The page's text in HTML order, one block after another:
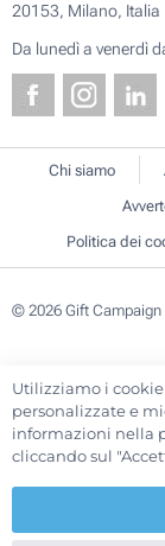
20153, Milano, Italia
Da lunedì a venerdì
Chi siamo
Politica dei
© 2026 Gift
Utilizziamo i
personalizzate e
informazioni nella
cliccando sul